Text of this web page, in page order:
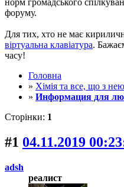
форуму.
Для тих, хто не має
віртуальна клавіатура.
часу!
Головна
» Хімія та все, що з
» Информация для
Сторінки: 1
#1 04.11.2019
adsh
реалист